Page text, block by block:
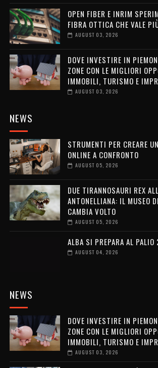
OPEN FIBER E INRIM
FIBRA OTTICA CHE VALE
AUGUST 03, 2026
DOVE INVESTIRE IN
ZONE CON LE MIGLIORI
IMMOBILI, TURISMO E
AUGUST 03, 2026
NEWS
STRUMENTI PER CREARE
ONLINE A CONFRONTO
AUGUST 05, 2026
DUE TIRANNOSAURI REX
ANTONELLIANA: IL MUSEO
CAMBIA VOLTO
AUGUST 05, 2026
ALBA SI PREPARA AL
AUGUST 04, 2026
NEWS
DOVE INVESTIRE IN
ZONE CON LE MIGLIORI
IMMOBILI, TURISMO E
AUGUST 03, 2026